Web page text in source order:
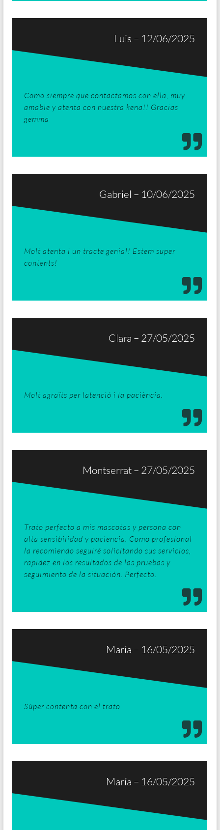
Como siempre que contactamos con ella, muy
amable y atenta con nuestra kena!! Gracias
gemma
Luis – 12/06/2025
Molt atenta i un tracte genial! Estem super
contents!
Gabriel – 10/06/2025
Molt agraïts per latenció i la paciència.
Clara – 27/05/2025
Trato perfecto a mis mascotas y persona con
alta sensibilidad y paciencia. Como profesional
la recomiendo seguiré solicitando sus servicios,
rapidez en los resultados de las pruebas y
seguimiento de la situación. Perfecto.
Montserrat – 27/05/2025
Súper contenta con el trato
María – 16/05/2025
María – 16/05/2025